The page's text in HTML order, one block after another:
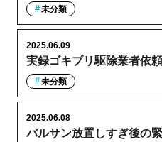
未分類
実録ゴキブリ駆除業者依
2025.06.09
未分類
バルサン放置しすぎ後の
2025.06.08